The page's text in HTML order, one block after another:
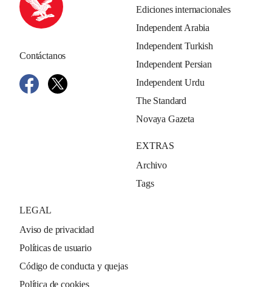
Contáctanos
Ediciones internacionales
Independent Arabia
Independent Turkish
Independent Persian
Independent Urdu
The Standard
Novaya Gazeta
EXTRAS
Archivo
Tags
LEGAL
Aviso de privacidad
Políticas de usuario
Código de conducta y quejas
Política de cookies